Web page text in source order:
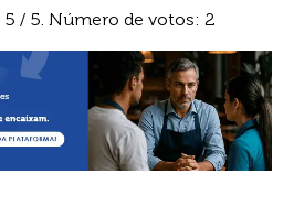
5 / 5. Número de votos: 2